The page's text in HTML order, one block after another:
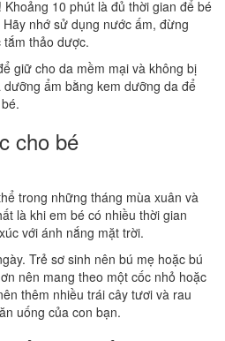
10 phút là đủ thời gian để bé
nhớ sử dụng nước ấm, đừng
thảo dược.
giữ cho da mềm mại và không bị
ẩm bằng kem dưỡng da để
cho bé
trong những tháng mùa xuân và
là khi em bé có nhiều thời gian
với ánh nắng mặt trời.
Trẻ sơ sinh nên bú mẹ hoặc bú
nên mang theo một cốc nhỏ hoặc
thêm nhiều trái cây tươi và rau
uống của con bạn.